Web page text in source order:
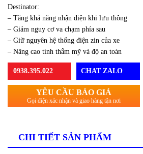
Destinator:
– Tăng khả năng nhận diện khi lưu thông
– Giảm nguy cơ va chạm phía sau
– Giữ nguyên hệ thống điện zin của xe
– Nâng cao tính thẩm mỹ và độ an toàn
0938.395.022 CHAT ZALO
YÊU CẦU BÁO GIÁ
Gọi điện xác nhận và giao hàng tận nơi
CHI TIẾT SẢN PHẨM